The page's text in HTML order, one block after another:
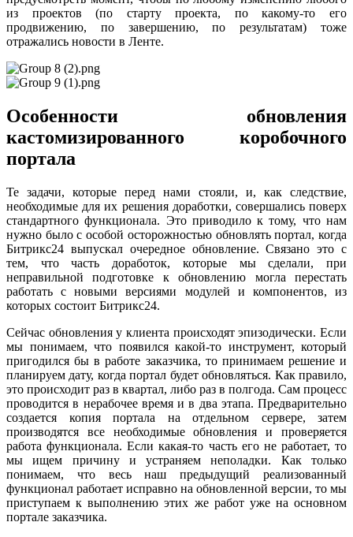
из проектов (по старту проекта, по какому-то его
продвижению, по завершению, по результатам) тоже
отражались новости в Ленте.
Особенности обновления
кастомизированного коробочного
портала
Те задачи, которые перед нами стояли, и, как следствие,
необходимые для их решения доработки, совершались поверх
стандартного функционала. Это приводило к тому, что нам
нужно было с особой осторожностью обновлять портал, когда
Битрикс24 выпускал очередное обновление. Связано это с
тем, что часть доработок, которые мы сделали, при
неправильной подготовке к обновлению могла перестать
работать с новыми версиями модулей и компонентов, из
которых состоит Битрикс24.
Сейчас обновления у клиента происходят эпизодически. Если
мы понимаем, что появился какой-то инструмент, который
пригодился бы в работе заказчика, то принимаем решение и
планируем дату, когда портал будет обновляться. Как правило,
это происходит раз в квартал, либо раз в полгода. Сам процесс
проводится в нерабочее время и в два этапа. Предварительно
создается копия портала на отдельном сервере, затем
производятся все необходимые обновления и проверяется
работа функционала. Если какая-то часть его не работает, то
мы ищем причину и устраняем неполадки. Как только
понимаем, что весь наш предыдущий реализованный
функционал работает исправно на обновленной версии, то мы
приступаем к выполнению этих же работ уже на основном
портале заказчика.